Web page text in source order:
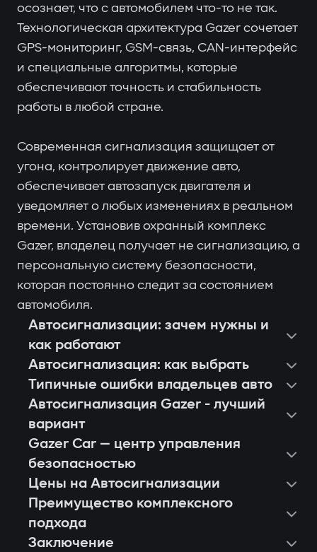
осознает, что с автомобилем что-то не так.
Технологическая архитектура Gazer сочетает
GPS-мониторинг, GSM-связь, CAN-интерфейс
и специальные алгоритмы, которые
обеспечивают точность и стабильность
работы в любой стране.
Современная сигнализация защищает от
угона, контролирует движение авто,
обеспечивает автозапуск двигателя и
уведомляет о любых изменениях в реальном
времени. Установив охранный комплекс
Gazer, владелец получает не сигнализацию, а
персональную систему безопасности,
которая постоянно следит за состоянием
автомобиля.
Автосигнализации: зачем нужны и
как работают
Автосигнализация: как выбрать
Типичные ошибки владельцев авто
Автосигнализация Gazer - лучший
вариант
Gazer Car — центр управления
безопасностью
Цены на Автосигнализации
Преимущество комплексного
подхода
Заключение